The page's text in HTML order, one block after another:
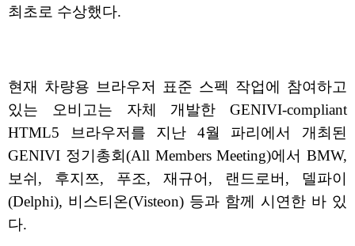
최초로 수상했다.
현재 차량용 브라우저 표준 스펙 작업에 참여하고
있는 오비고는 자체 개발한 GENIVI-compliant
HTML5 브라우저를 지난 4월 파리에서 개최된
GENIVI 정기총회(All Members Meeting)에서 BMW,
보쉬, 후지쯔, 푸조, 재규어, 랜드로버, 델파이
(Delphi), 비스티온(Visteon) 등과 함께 시연한 바 있
다.